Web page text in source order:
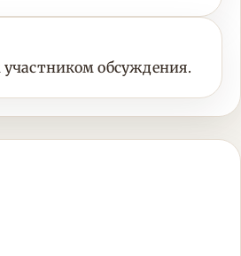
обсуждения.